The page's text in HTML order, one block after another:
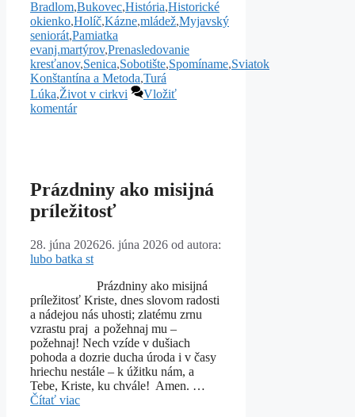
Bradlom,Bukovec,História,Historické
okienko,Holíč,Kázne,mládež,Myjavský
seniorát,Pamiatka
evanj.martýrov,Prenasledovanie
kresťanov,Senica,Sobotište,Spomíname,Sviatok
Konštantína a Metoda,Turá
Lúka,Život v cirkvi
Vložiť
komentár
Prázdniny ako misijná
príležitosť
28. júna 202626. júna 2026 od autora:
lubo batka st
Prázdniny ako misijná
príležitosť Kriste, dnes slovom radosti
a nádejou nás uhosti; zlatému zrnu
vzrastu praj a požehnaj mu –
požehnaj! Nech vzíde v dušiach
pohoda a dozrie ducha úroda i v časy
hriechu nestále – k úžitku nám, a
Tebe, Kriste, ku chvále! Amen. …
Čítať viac